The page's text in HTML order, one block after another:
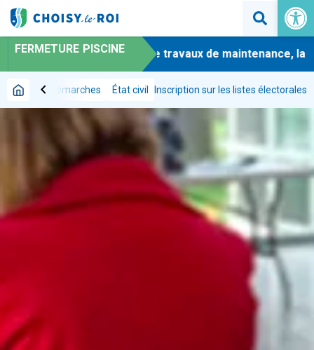
Ouvrir
FERMETURE PISCINE
-En raison de travaux de maintenance, la
chevron_left
et démarches État civil Inscription sur les listes électorales